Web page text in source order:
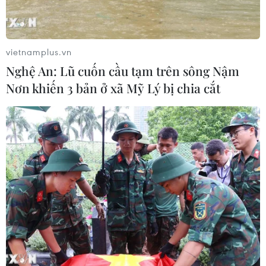
CƠ QUAN CHỦ QUẢN: THÔNG TẤN XÃ VIỆT NAM
Tổng Biên tập: TRẦN TIẾN DUẨN
Phó Tổng Biên tập: NGUYỄN THỊ TÁM, KHÚC THANH
THỦY
Sở hữu trí tuệ
Quy định sử dụng
RSS
Hỗ trợ
vietnamplus.vn
Nghệ An: Lũ cuốn cầu tạm trên sông Nậm
Nơn khiến 3 bản ở xã Mỹ Lý bị chia cắt